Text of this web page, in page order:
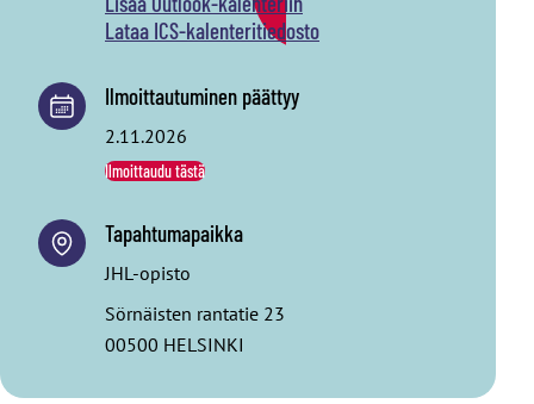
Lataa ICS-kalenteritiedosto
Ilmoittautuminen päättyy
2.11.2026
Ilmoittaudu tästä
Tapahtumapaikka
JHL-opisto
Sörnäisten rantatie 23
00500 HELSINKI